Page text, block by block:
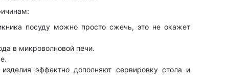
посуду можно просто сжечь, это не окажет
в микроволновой печи.
эффектно дополняют сервировку стола и